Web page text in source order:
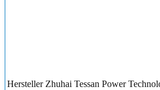
Hersteller Zhuhai Tessan Power